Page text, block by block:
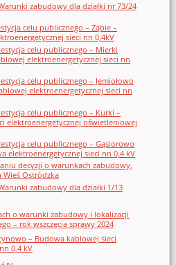
zabudowy dla działki nr 73/24
celu publicznego – Ząbie –
sieci nn 0,4kV
celu publicznego – Mierki
elektroenergetycznej sieci nn
celu publicznego – Jemiołowo
elektroenergetycznej sieci nn
celu publicznego – Kurki –
elektroenergetycznej oświetleniowej
celu publicznego – Gąsiorowo
elektroenergetycznej sieci nn 0,4 kV
decyzji o warunkach zabudowy,
Wieś Ostródzka
zabudowy dla działki 1/13
o warunki zabudowy i lokalizacji
– rok wszczęcia sprawy 2024
– Budowa kablowej sieci
0,4 kV